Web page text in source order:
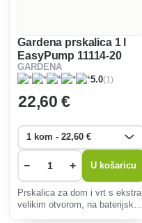
Gardena prskalica 1 l
EasyPump 11114-20
GARDENA
5.0(1)
22,60 €
− + U košaricu
Prskalica za dom i vrt s ekstra
velikim otvorom, na baterijski